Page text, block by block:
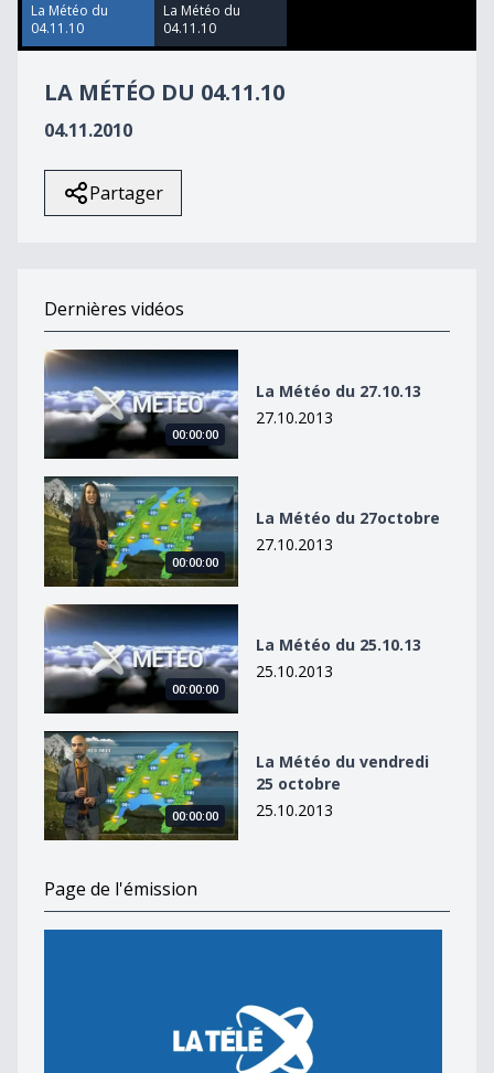
11
seconds
La Météo du
04.11.10
La Météo du
04.11.10
LA MÉTÉO DU 04.11.10
04.11.2010
Partager
Dernières vidéos
La Météo du 27.10.13
00:00:00
La Météo du 27.10.13
27.10.2013
La Météo du 27octobre
00:00:00
La Météo du 27octobre
27.10.2013
La Météo du 25.10.13
00:00:00
La Météo du 25.10.13
25.10.2013
La Météo du vendredi 25 octobre
00:00:00
La Météo du vendredi
25 octobre
25.10.2013
Page de l'émission